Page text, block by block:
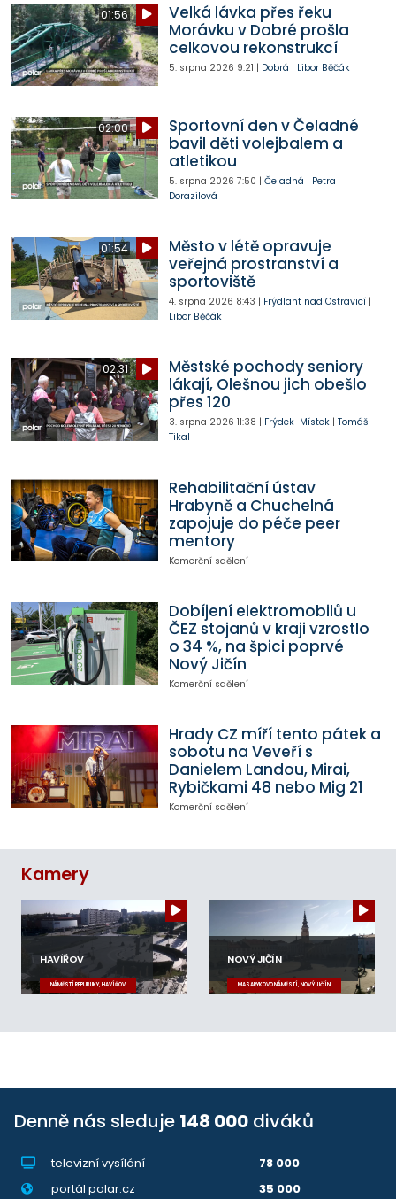
01:56
Velká lávka přes řeku
Morávku v Dobré prošla
celkovou rekonstrukcí
5. srpna 2026 9:21 | Dobrá | Libor Běčák
02:00
Sportovní den v Čeladné
bavil děti volejbalem a
atletikou
5. srpna 2026 7:50 | Čeladná | Petra
Dorazilová
01:54
Město v létě opravuje
veřejná prostranství a
sportoviště
4. srpna 2026 8:43 | Frýdlant nad Ostravicí|
Libor Běčák
02:31
Městské pochody seniory
lákají, Olešnou jich obešlo
přes 120
3. srpna 2026 11:38 | Frýdek-Místek| Tomáš
Tikal
Rehabilitační ústav
Hrabyně a Chuchelná
zapojuje do péče peer
mentory
Komerční sdělení
Dobíjení elektromobilů u
ČEZ stojanů v kraji vzrostlo
o 34 %, na špici poprvé
Nový Jičín
Komerční sdělení
Hrady CZ míří tento pátek a
sobotu na Veveří s
Danielem Landou, Mirai,
Rybičkami 48 nebo Mig 21
Komerční sdělení
Kamery
HAVÍŘOV
NÁMĚSTÍ REPUBLIKY, HAVÍŘOV
NOVÝ JIČÍN
MASARYKOVO NÁMĚSTÍ, NOVÝ JIČÍN
Denně nás sleduje 148 000 diváků
televizní vysílání
78 000
portál polar.cz
35 000